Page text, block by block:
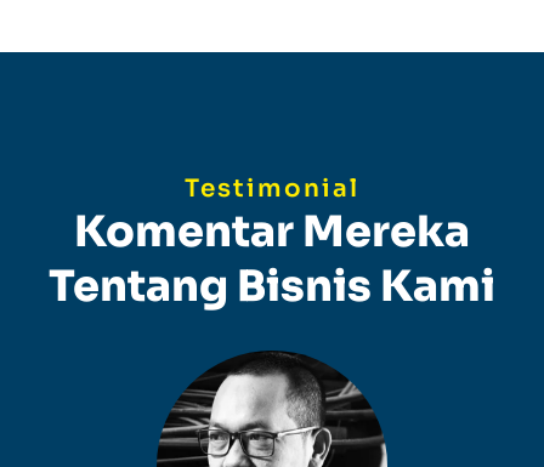
Testimonial
Komentar Mereka
Tentang Bisnis Kami